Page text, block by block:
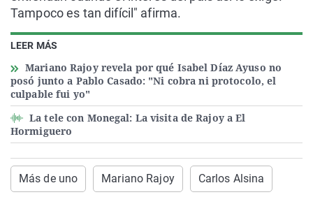
LEER MÁS
Mariano Rajoy revela por qué Isabel Díaz Ayuso no
posó junto a Pablo Casado: "Ni cobra ni protocolo, el
culpable fui yo"
La tele con Monegal: La visita de Rajoy a El
Hormiguero
Tampoco es tan difícil" afirma.
Más de uno Mariano Rajoy Carlos Alsina